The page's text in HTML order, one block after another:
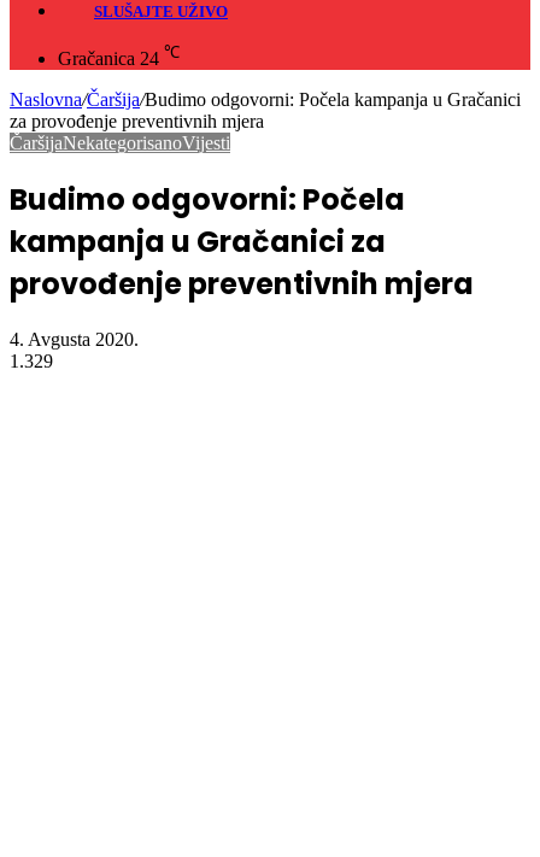
SLUŠAJTE UŽIVO
Gračanica 24 ℃
Naslovna/Čaršija/Budimo odgovorni: Počela kampanja u Gračanici
za provođenje preventivnih mjera
ČaršijaNekategorisanoVijesti
Budimo odgovorni: Počela
kampanja u Gračanici za
provođenje preventivnih mjera
4. Avgusta 2020.
1.329